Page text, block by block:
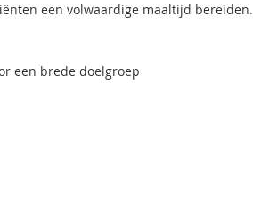
een volwaardige maaltijd bereiden.
een brede doelgroep